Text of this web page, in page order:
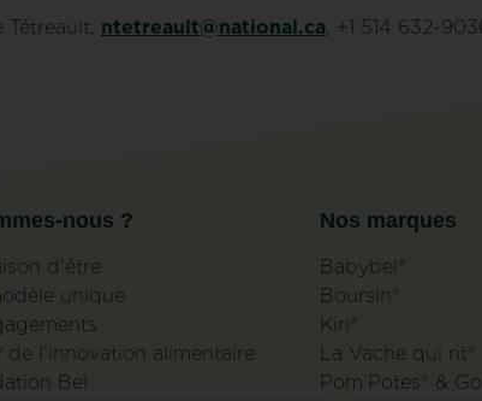
Tétreault, ntetreault@national.ca, +1 514 632-
nous ?
d'être
unique
de l’innovation alimentaire
Bel
Nos marques
Babybel®
Boursin®
Kiri®
La Vache qui rit®
Pom’Potes® &